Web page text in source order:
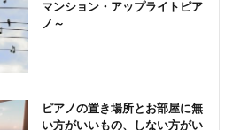
マンション・アップライトピア
ノ～
ピアノの置き場所とお部屋に無
い方がいいもの、しない方がい